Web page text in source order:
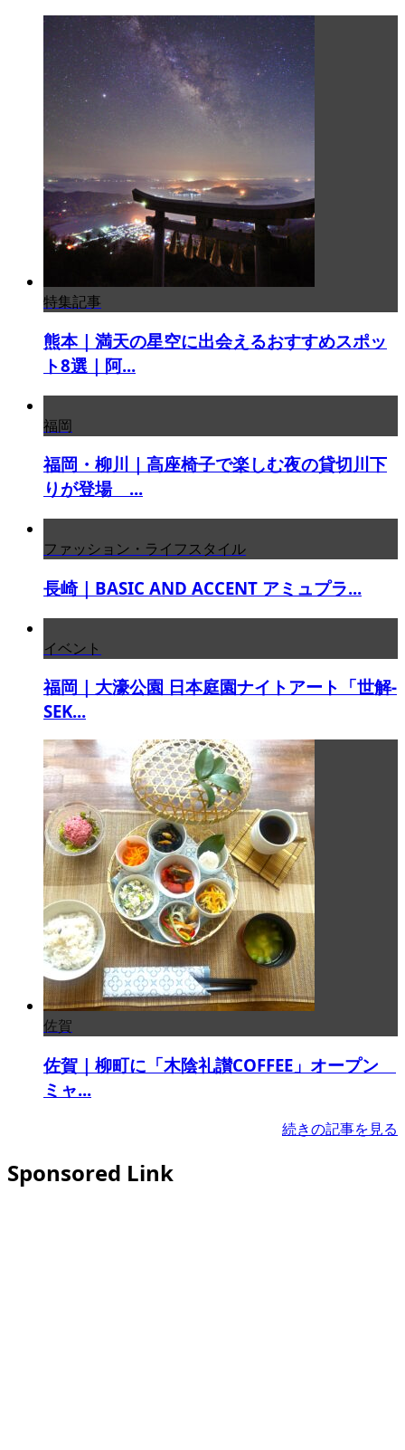
特集記事
熊本｜満天の星空に出会えるおすすめスポッ
ト8選｜阿...
福岡
福岡・柳川｜高座椅子で楽しむ夜の貸切川下
りが登場 ...
ファッション・ライフスタイル
長崎｜BASIC AND ACCENT アミュプラ...
イベント
福岡｜大濠公園 日本庭園ナイトアート「世解-
SEK...
佐賀
佐賀｜柳町に「木陰礼讃COFFEE」オープン
ミャ...
続きの記事を見る
Sponsored Link